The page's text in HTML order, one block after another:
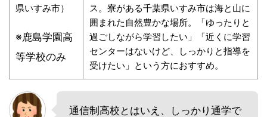
県いすみ市）
※鹿島学園高
等学校のみ
ス。寮がある千葉県いすみ市は海と山に
囲まれた自然豊かな場所。「ゆったりと
過ごしながら学習したい」「近くに学習
センターはないけど、しっかりと指導を
受けたい」という方におすすめ。
通信制高校とはいえ、しっかり通学で